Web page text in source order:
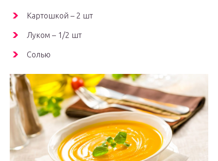
Картошкой – 2 шт
Луком – 1/2 шт
Солью